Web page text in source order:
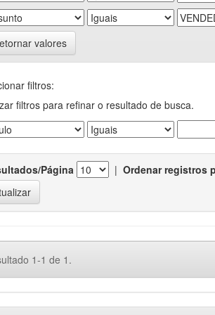
valores
filtros:
filtros para refinar o resultado de busca.
Página | Ordenar registros
1-1 de 1.